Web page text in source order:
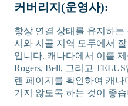
커버리지(운영사):
항상 연결 상태를 유지하
시와 시골 지역 모두에서
입니다. 캐나다에서 이를
Rogers, Bell, 그리고
랜 페이지를 확인하여 캐
기지 않도록 하는 것이 좋